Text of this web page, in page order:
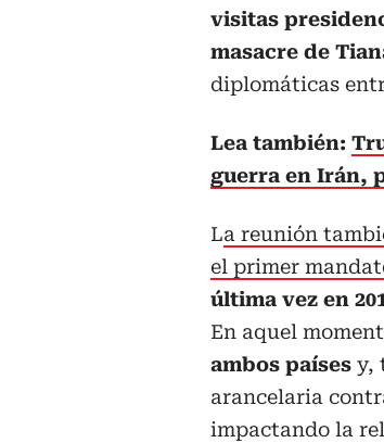
visitas
masacre de
diplomáticas
Lea también:
guerra en Irán,
La reunión
el primer
última vez en
En aquel
ambos países y,
arancelaria
impactando la